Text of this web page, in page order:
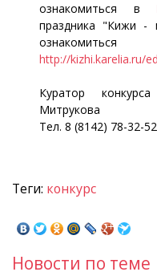
ознакомиться в
праздника "Кижи -
http://kizhi.karelia.ru/
Куратор
Митрукова
Тел. 8 (8142) 78-32-
Теги: конкурс
Новости по теме